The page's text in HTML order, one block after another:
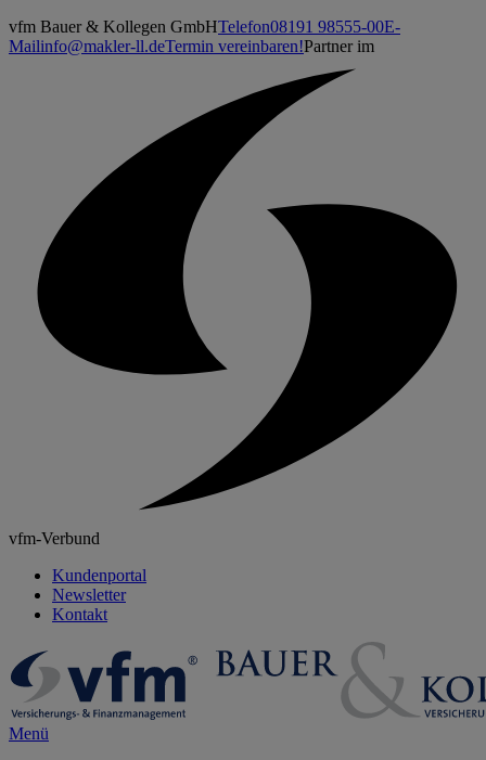
vfm Bauer & Kollegen GmbHTelefon08191 98555-00E-
Mailinfo@makler-ll.deTermin vereinbaren!Partner im
vfm-Verbund
Kundenportal
Newsletter
Kontakt
Menü